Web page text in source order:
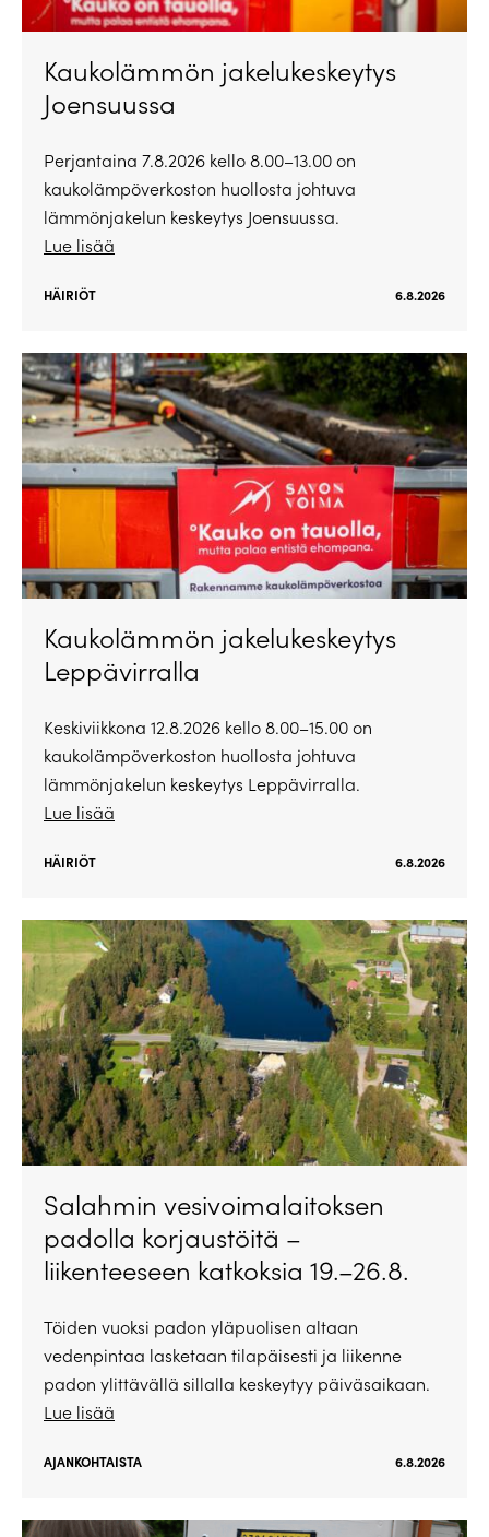
Kaukolämmön jakelukeskeytys
Joensuussa
Perjantaina 7.8.2026 kello 8.00–13.00 on
kaukolämpöverkoston huollosta johtuva
lämmönjakelun keskeytys Joensuussa.
Lue lisää
HÄIRIÖT 6.8.2026
Kaukolämmön jakelukeskeytys
Leppävirralla
Keskiviikkona 12.8.2026 kello 8.00–15.00 on
kaukolämpöverkoston huollosta johtuva
lämmönjakelun keskeytys Leppävirralla.
Lue lisää
HÄIRIÖT 6.8.2026
Salahmin vesivoimalaitoksen
padolla korjaustöitä –
liikenteeseen katkoksia 19.–26.8.
Töiden vuoksi padon yläpuolisen altaan
vedenpintaa lasketaan tilapäisesti ja liikenne
padon ylittävällä sillalla keskeytyy päiväsaikaan.
Lue lisää
AJANKOHTAISTA 6.8.2026